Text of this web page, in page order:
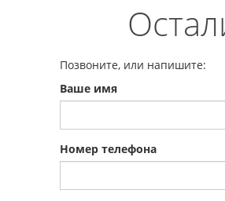
Позвоните, или напишите:
Ваше имя
Номер телефона